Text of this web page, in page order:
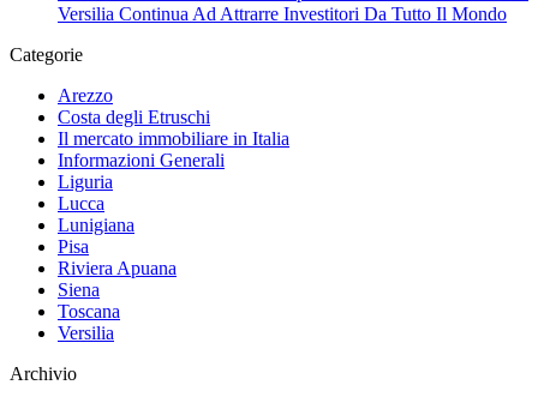
Versilia Continua Ad Attrarre Investitori Da Tutto Il Mondo
Categorie
Arezzo
Costa degli Etruschi
Il mercato immobiliare in Italia
Informazioni Generali
Liguria
Lucca
Lunigiana
Pisa
Riviera Apuana
Siena
Toscana
Versilia
Archivio